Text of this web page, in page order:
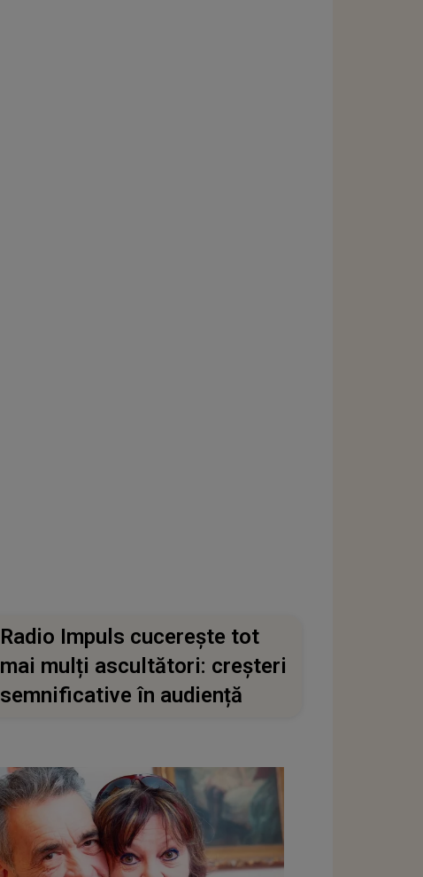
Radio Impuls cucerește tot
mai mulți ascultători: creșteri
semnificative în audiență